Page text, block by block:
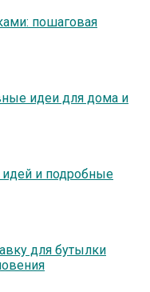
пошаговая
идеи для дома и
и подробные
для бутылки